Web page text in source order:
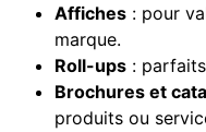
Affiches : pour
marque.
Roll-ups :
Brochures et
produits ou